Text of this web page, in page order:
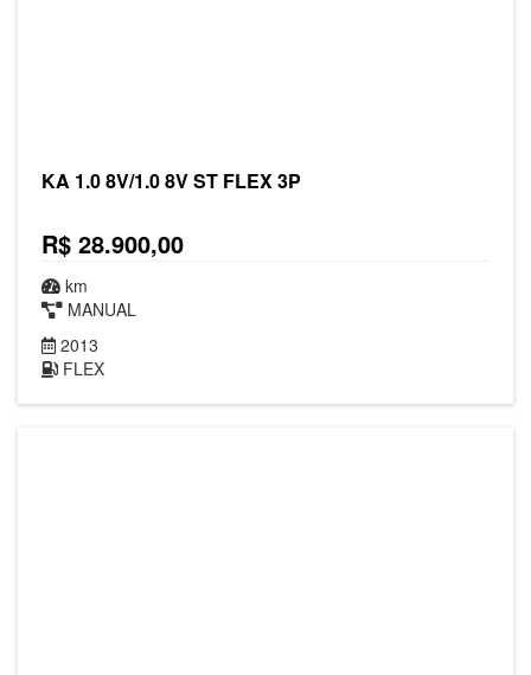
KA 1.0 8V/1.0 8V ST FLEX 3P
R$ 28.900,00
km
MANUAL
2013
FLEX